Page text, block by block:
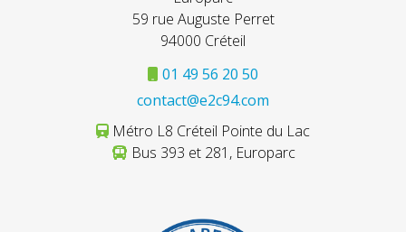
59 rue Auguste Perret
94000 Créteil
01 49 56 20 50
contact@e2c94.com
Métro L8 Créteil Pointe du Lac
Bus 393 et 281, Europarc